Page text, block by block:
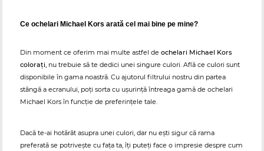
Ce ochelari Michael Kors arată cel mai bine pe mine?
Din moment ce oferim mai multe astfel de ochelari Michael Kors
colorați, nu trebuie să te dedici unei singure culori. Află ce culori sunt
disponibile în gama noastră. Cu ajutorul filtrului nostru din partea
stângă a ecranului, poți sorta cu ușurință întreaga gamă de ochelari
Michael Kors în funcție de preferințele tale.
Dacă te-ai hotărât asupra unei culori, dar nu ești sigur că rama
preferată se potrivește cu fața ta, îți puteți face o impresie despre cum